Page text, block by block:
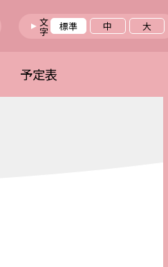
文字 標準 中 大
予定表